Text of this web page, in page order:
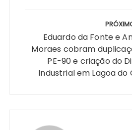
Eduardo da Fonte e
Moraes cobram
PE-90 e criação do
Industrial em Lagoa do